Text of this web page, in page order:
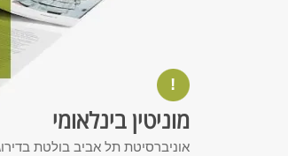
!
מוניטין בינלאומי
אוניברסיטת תל אביב בולטת